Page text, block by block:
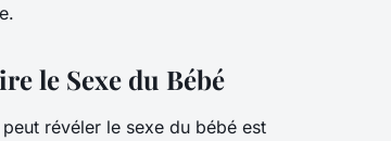
le Sexe du Bébé
révéler le sexe du bébé est